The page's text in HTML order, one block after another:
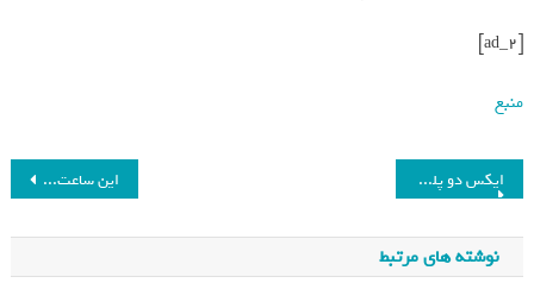
منبع
این ساعت شیائومی مخصوص کودکان است! ایکس دو پلن اشتراکی +Premium و Basic را رونمایی کرد
نوشته های مرتبط